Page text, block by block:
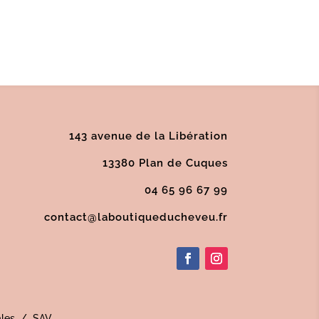
143 avenue de la Libération
13380 Plan de Cuques
04 65 96 67 99
contact@laboutiqueducheveu.fr